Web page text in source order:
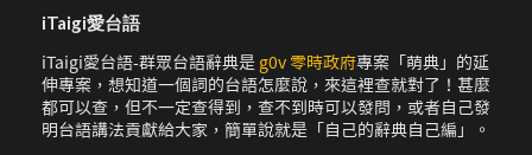
iTaigi愛台語
iTaigi愛台語-群眾台語辭典是 g0v 零時政府專案「萌典」的延
伸專案，想知道一個詞的台語怎麼說，來這裡查就對了！甚麼
都可以查，但不一定查得到，查不到時可以發問，或者自己發
明台語講法貢獻給大家，簡單說就是「自己的辭典自己編」。